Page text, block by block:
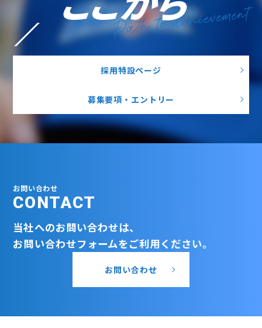
Path to achievement
採用特設ページ
募集要項・エントリー
お問い合わせ
CONTACT
当社へのお問い合わせは、
お問い合わせフォームをご利用ください。
お問い合わせ